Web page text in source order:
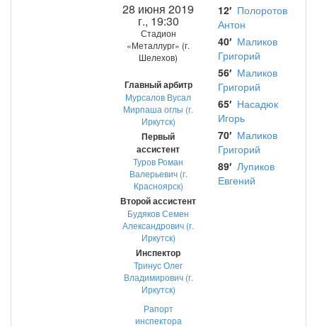
28 июня 2019
г., 19:30
Стадион
«Металлург» (г.
Шелехов)
Главный арбитр
Мурсалов Вусал
Мирпаша оглы (г.
Иркутск)
Первый
ассистент
Туров Роман
Валерьевич (г.
Красноярск)
Второй ассистент
Будяков Семен
Александрович (г.
Иркутск)
Инспектор
Тринус Олег
Владимирович (г.
Иркутск)
Рапорт
инспектора
12′ Полоротов
Антон
40′ Маликов
Григорий
56′ Маликов
Григорий
65′ Насадюк
Игорь
70′ Маликов
Григорий
89′ Лупиков
Евгений